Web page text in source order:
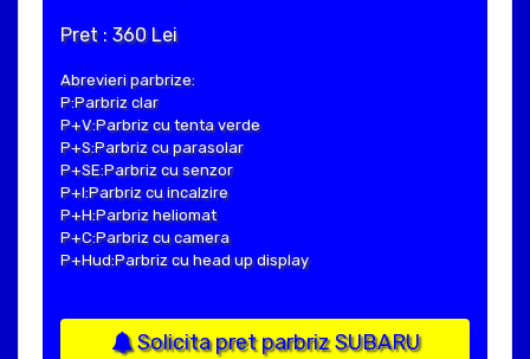
Pret : 360 Lei
Abrevieri parbrize:
P:Parbriz clar
P+V:Parbriz cu tenta verde
P+S:Parbriz cu parasolar
P+SE:Parbriz cu senzor
P+I:Parbriz cu incalzire
P+H:Parbriz heliomat
P+C:Parbriz cu camera
P+Hud:Parbriz cu head up display
Solicita pret parbriz SUBARU